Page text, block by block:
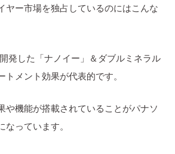
ヤー市場を独占しているのにはこんな
発した「ナノイー」＆ダブルミネラル
トメント効果が代表的です。
や機能が搭載されていることがパナソ
なっています。